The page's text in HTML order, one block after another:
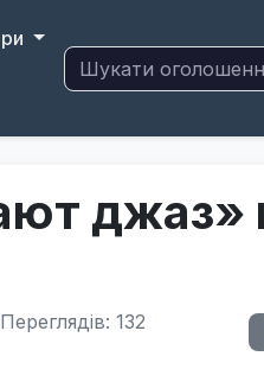
джаз»
Переглядів: 132